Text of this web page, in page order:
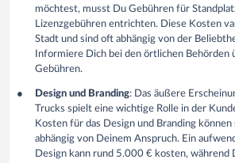
möchtest, musst Du Gebühren für
Lizenzgebühren entrichten. Diese Kosten
Stadt und sind oft abhängig von der
Informiere Dich bei den örtlichen Behörden
Gebühren.
Design und Branding: Das äußere
Trucks spielt eine wichtige Rolle in der
Kosten für das Design und Branding
abhängig von Deinem Anspruch. Ein
Design kann rund 5.000 € kosten, während